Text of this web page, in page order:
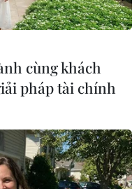
sét ở Hà Nội
Ngãi
mở rộng và gây mưa
rộng ra các quận,
cùng khách
pháp tài chính